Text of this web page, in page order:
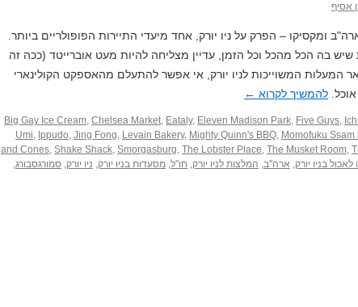
אסיף
ומקסיקו – הפרק על ניו יורק, אחד מיעדי התיירות הפופולריים ביותר.
שיש בה הכל מהכל וכל הזמן, עדיין מצליחה להיות מעט אוברייטד (ככה זה
המעלות המשוייכות לניו יורק, אי אפשר להתעלם מהאספקט הקולינארי
להמשיך לקרוא ←
Big Gay Ice Cream, Chelsea Market, Eataly, Eleven Madison Park, Five Guys, Ichi
Umi, Ippudo, Jing Fong, Levain Bakery, Mighty Quinn's BBQ, Momofuku Ssam
and Cones, Shake Shack, Smorgasburg, The Lobster Place, The Musket Room,
בניו יורק, ארה"ב, המלצות לניו יורק, חו"ל, מסעדות בניו יורק, ניו יורק, סמורגסבורג,